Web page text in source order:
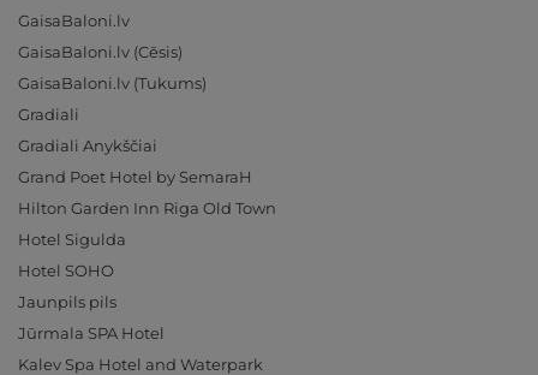
GaisaBaloni.lv
GaisaBaloni.lv (Cēsis)
GaisaBaloni.lv (Tukums)
Gradiali
Gradiali Anykščiai
Grand Poet Hotel by SemaraH
Hilton Garden Inn Riga Old Town
Hotel Sigulda
Hotel SOHO
Jaunpils pils
Jūrmala SPA Hotel
Kalev Spa Hotel and Waterpark